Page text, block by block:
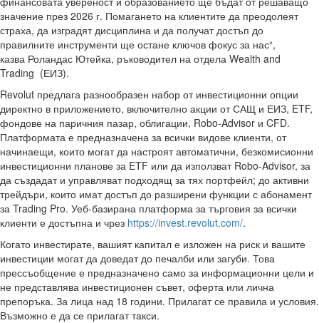
значение през 2026 г. Помагането на клиентите да преодолеят
страха, да изградят дисциплина и да получат достъп до
правилните инструменти ще остане ключов фокус за нас“,
казва Роландас Ютейка, ръководител на отдела Wealth and
Trading (ЕИЗ).
Revolut предлага разнообразен набор от инвестиционни опции
директно в приложението, включително акции от САЩ и ЕИЗ, ETF,
фондове на паричния пазар, облигации, Robo-Advisor и CFD.
Платформата е предназначена за всички видове клиенти, от
начинаещи, които могат да настроят автоматични, безкомисионни
инвестиционни планове за ETF или да използват Robo-Advisor, за
да създадат и управляват подходящ за тях портфейл; до активни
трейдъри, които имат достъп до разширени функции с абонамент
за Trading Pro. Уеб-базирана платформа за търговия за всички
клиенти е достъпна и чрез https://invest.revolut.com/.
Когато инвестирате, вашият капитал е изложен на риск и вашите
инвестиции могат да доведат до печалби или загуби. Това
прессъобщение е предназначено само за информационни цели и
не представлява инвестиционен съвет, оферта или лична
препоръка. За лица над 18 години. Прилагат се правила и условия.
Възможно е да се прилагат такси.